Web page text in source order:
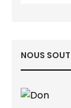
NOUS